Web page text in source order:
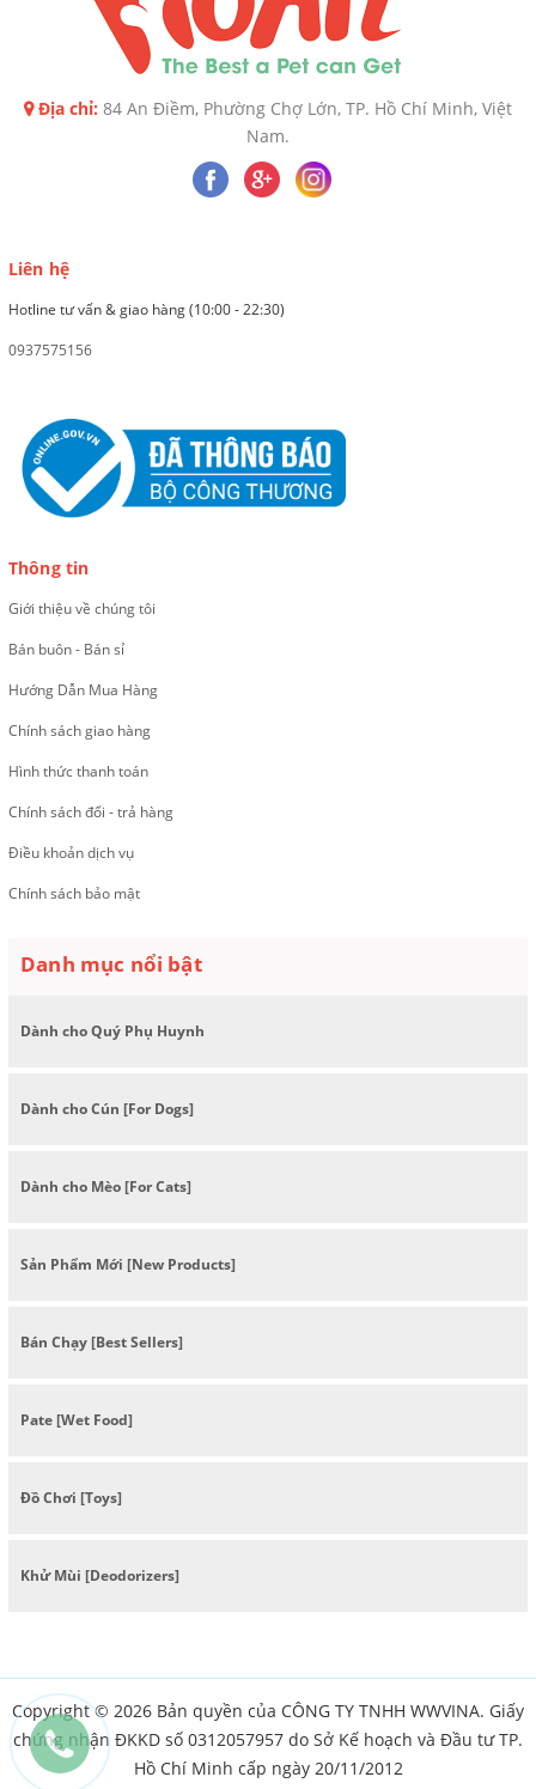
Địa chỉ: 84 An Điềm, Phường Chợ Lớn, TP. Hồ Chí Minh, Việt
Nam.
Liên hệ
Hotline tư vấn & giao hàng (10:00 - 22:30)
0937575156
Thông tin
Giới thiệu về chúng tôi
Bán buôn - Bán sỉ
Hướng Dẫn Mua Hàng
Chính sách giao hàng
Hình thức thanh toán
Chính sách đổi - trả hàng
Điều khoản dịch vụ
Chính sách bảo mật
Danh mục nổi bật
Dành cho Quý Phụ Huynh
Dành cho Cún [For Dogs]
Dành cho Mèo [For Cats]
Sản Phẩm Mới [New Products]
Bán Chạy [Best Sellers]
Pate [Wet Food]
Đồ Chơi [Toys]
Khử Mùi [Deodorizers]
Copyright © 2026 Bản quyền của CÔNG TY TNHH WWVINA. Giấy
chứng nhận ĐKKD số 0312057957 do Sở Kế hoạch và Đầu tư TP.
Hồ Chí Minh cấp ngày 20/11/2012